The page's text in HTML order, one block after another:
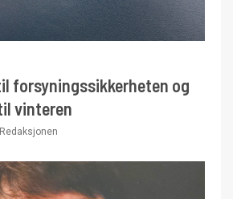
forsyningssikkerheten og
vinteren
Redaksjonen